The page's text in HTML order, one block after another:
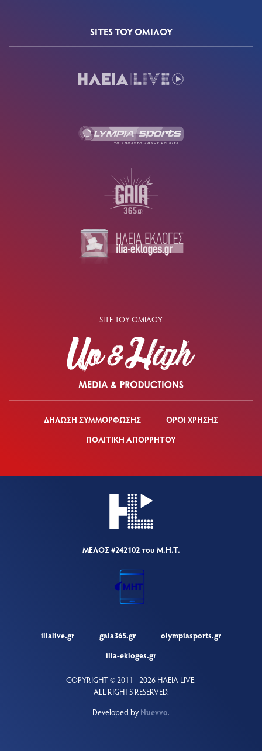
SITES ΤΟΥ ΟΜΙΛΟΥ
SITE ΤΟΥ ΟΜΙΛΟΥ
ΔΗΛΩΣΗ ΣΥΜΜΟΡΦΩΣΗΣ
ΟΡΟΙ ΧΡΗΣΗΣ
ΠΟΛΙΤΙΚΗ ΑΠΟΡΡΗΤΟΥ
ΜΕΛΟΣ #242102 του Μ.Η.Τ.
ilialive.gr gaia365.gr
olympiasports.gr
ilia-ekloges.gr
COPYRIGHT © 2011 - 2026 ΗΛΕΙΑ LIVE.
ALL RIGHTS RESERVED.
Developed by Nuevvo.